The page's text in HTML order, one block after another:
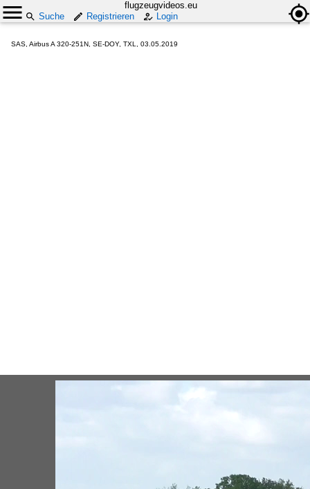
flugzeugvideos.eu
Suche
Registrieren Login
SAS, Airbus A 320-251N, SE-DOY, TXL, 03.05.2019